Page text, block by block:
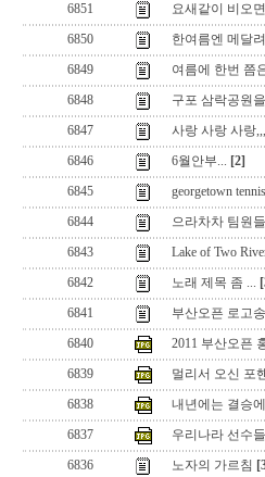
6851
요새같이 비오
6850
한여름엔 메달
6849
여름에 한번 쯤
6848
구포 삼락공원
6847
사랑 사랑 사랑
6846
6월안부... [2]
6845
georgetown
6844
으라차차 팀원
6843
Lake of Two
6842
노래 제목 좀 ...
6841
부산오픈 로고
6840
2011 부산오픈
6839
멀리서 오신 포
6838
내년에는 결승
6837
우리나라 선수
6836
노자의 가르침